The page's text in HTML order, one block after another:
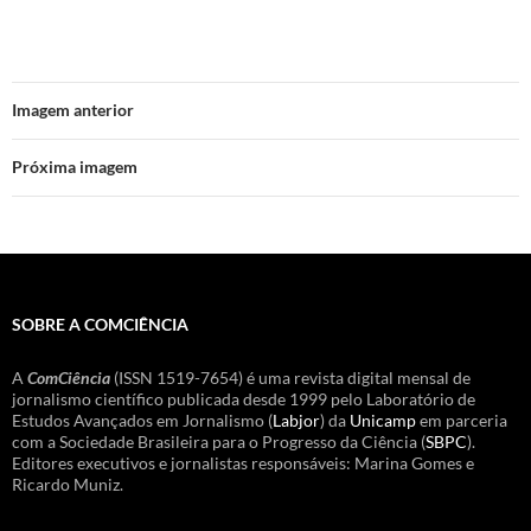
Imagem anterior
Próxima imagem
SOBRE A COMCIÊNCIA
A ComCiência (ISSN 1519-7654) é uma revista digital mensal de
jornalismo científico publicada desde 1999 pelo Laboratório de
Estudos Avançados em Jornalismo (Labjor) da Unicampem parceria
com a Sociedade Brasileira para o Progresso da Ciência (SBPC).
Editores executivos e jornalistas responsáveis: Marina Gomes e
Ricardo Muniz.